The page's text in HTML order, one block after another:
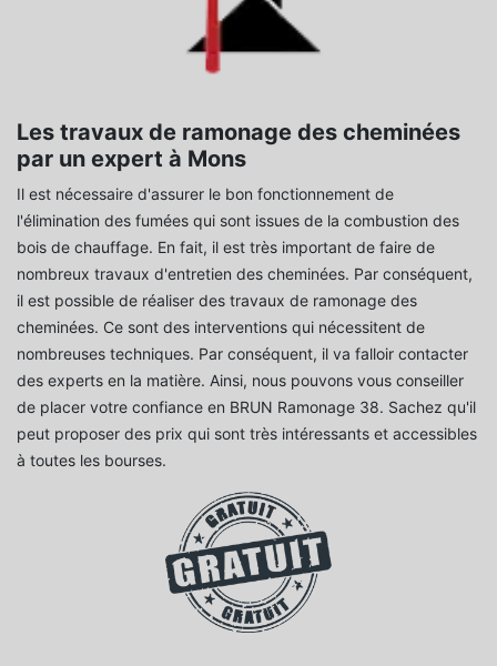
Les travaux de ramonage des cheminées
par un expert à Mons
Il est nécessaire d'assurer le bon fonctionnement de
l'élimination des fumées qui sont issues de la combustion des
bois de chauffage. En fait, il est très important de faire de
nombreux travaux d'entretien des cheminées. Par conséquent,
il est possible de réaliser des travaux de ramonage des
cheminées. Ce sont des interventions qui nécessitent de
nombreuses techniques. Par conséquent, il va falloir contacter
des experts en la matière. Ainsi, nous pouvons vous conseiller
de placer votre confiance en BRUN Ramonage 38. Sachez qu'il
peut proposer des prix qui sont très intéressants et accessibles
à toutes les bourses.